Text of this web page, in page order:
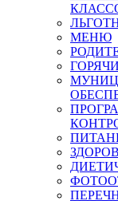
МЕНЮ